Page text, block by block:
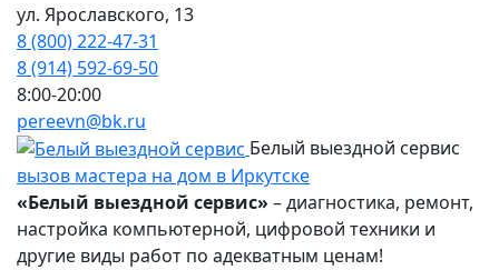
ул. Ярославского, 13
8 (800) 222-47-31
8 (914) 592-69-50
8:00-20:00
pereevn@bk.ru
Белый выездной сервис
вызов мастера на дом в Иркутске
«Белый выездной сервис» – диагностика, ремонт,
настройка компьютерной, цифровой техники и
другие виды работ по адекватным ценам!